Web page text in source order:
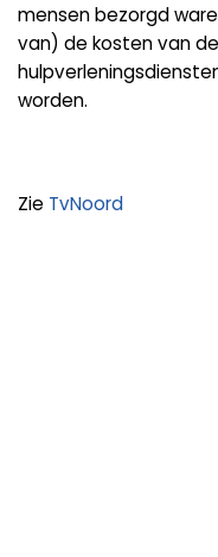
mensen bezorgd
van) de kosten van
worden.
Zie TvNoord